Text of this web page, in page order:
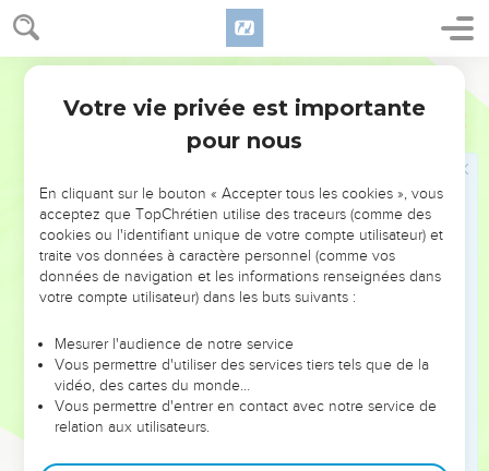
Genèse 23
accepte-le de ma part ; et j’y ensevelirai le corps de ma
Mon Seigneur, écoute-moi ! Une terre de 400 sicles
d’argent, qu’est-ce que cela entre toi et moi ? Ensevelis le
Abraham entendit Ephrôn et lui pesa l’argent qu’il avait
mentionné, en présence des Hittites : 400 sicles d’argent
ayant cours dans le commerce.
Ainsi le champ d’Ephrôn à Makpéla, vis-à-vis de Mamré, le
champ et la grotte qui s’y trouve, tous les arbres situés dans
les limites du champ,
devinrent la propriété d’Abraham, sous les yeux des
Hittites et de tous ceux qui entraient par la porte de la ville.
Après cela, Abraham ensevelit sa femme Sara dans la
Votre vie privée est importante
pour nous
En cliquant sur le bouton « Accepter tous les cookies », vous
acceptez que TopChrétien utilise des traceurs (comme des
cookies ou l'identifiant unique de votre compte utilisateur) et
traite vos données à caractère personnel (comme vos
données de navigation et les informations renseignées dans
votre compte utilisateur) dans les buts suivants :
Mesurer l'audience de notre service
Vous permettre d'utiliser des services tiers tels que de la
vidéo, des cartes du monde…
Vous permettre d'entrer en contact avec notre service de
relation aux utilisateurs.